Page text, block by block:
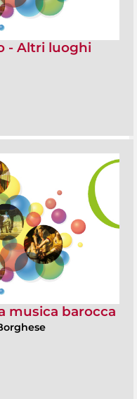
- Altri luoghi
musica barocca